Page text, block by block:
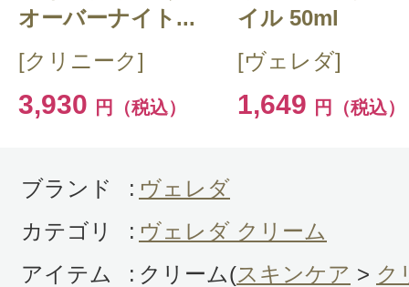
らクチコミ投稿すると1 商品に
ントプレゼント！
オーバーナイト...
[クリニーク]
3,930 円（税込）
イル 50ml
[ヴェレダ]
1,649 円（税込）
ブランド : ヴェレダ
カテゴリ
: ヴェレダ クリーム
アイテム
: クリーム(スキンケア > ク